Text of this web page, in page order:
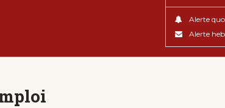
Alerte
Alerte